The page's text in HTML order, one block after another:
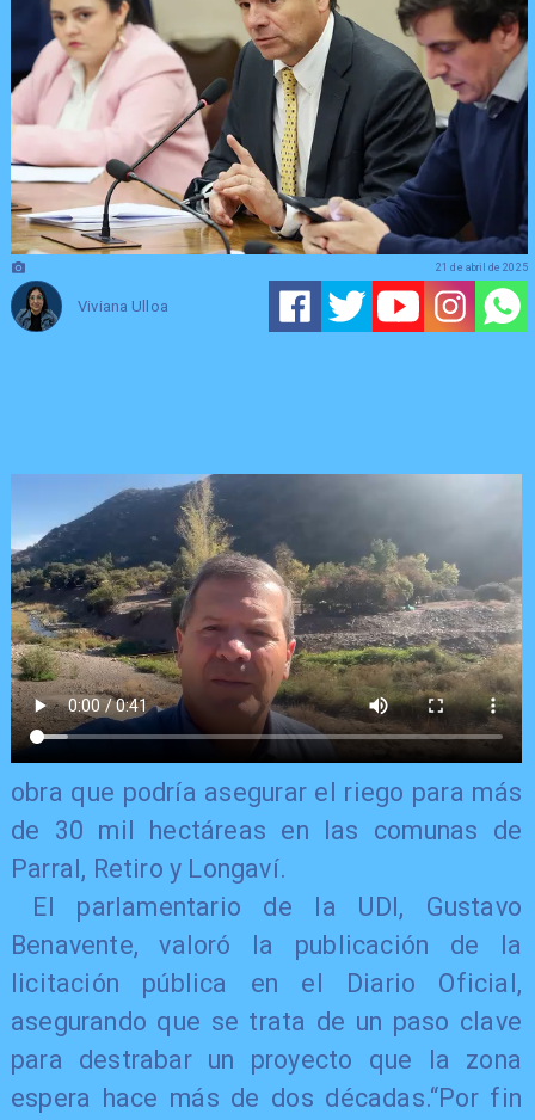
Viviana Ulloa
21 de abril de 2025
obra que podría asegurar el riego para más
de 30 mil hectáreas en las comunas de
Parral, Retiro y Longaví.
El parlamentario de la UDI, Gustavo
Benavente, valoró la publicación de la
licitación pública en el Diario Oficial,
asegurando que se trata de un paso clave
para destrabar un proyecto que la zona
espera hace más de dos décadas.“Por fin